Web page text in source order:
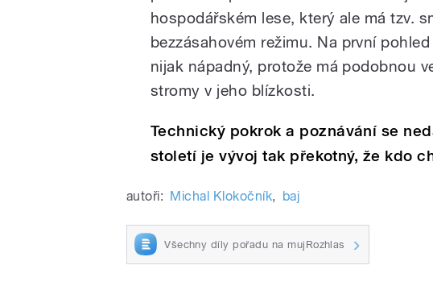
hospodářském lese, který ale má tzv.
bezzásahovém režimu. Na první
nijak nápadný, protože má podobnou
stromy v jeho blízkosti.
Technický pokrok a poznávání se
století je vývoj tak překotný, že kdo
autoři: Michal Klokočník, baj
Všechny díly pořadu na mujRozhlas